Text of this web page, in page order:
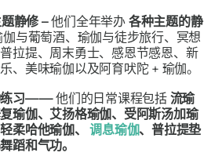
静修–他们全年举办 各种主题的静
伽与葡萄酒、瑜伽与徒步旅行、冥想
拉提、周末勇士、感恩节感恩、新
、美味瑜伽以及阿育吠陀 + 瑜伽。
练习——他们的日常课程包括 流瑜
瑜伽、艾扬格瑜伽、受阿斯汤加瑜
柔哈他瑜伽、调息瑜伽、普拉提垫
蹈和气功。